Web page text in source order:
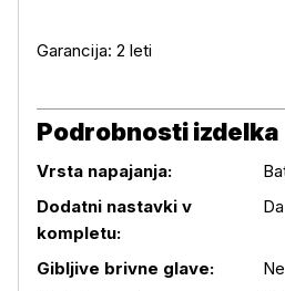
Garancija: 2 leti
Podrobnosti izdelka
Vrsta napajanja:
Dodatni nastavki v
kompletu:
Da
Gibljive brivne glave:
Ne